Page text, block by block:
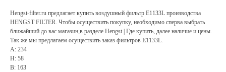
Hengst-filter.ru предлагает купить воздушный фильтр E1133L производства
HENGST FILTER. Чтобы осуществить покупку, необходимо сперва выбрать
ближайший до вас магазин,в разделе Hengst | Где купить, далее наличие и цены.
Так же мы предлагаем осуществить заказ фильтров E1133L.
A: 234
H: 58
B: 163